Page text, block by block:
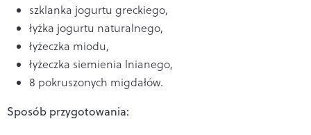
szklanka jogurtu greckiego,
łyżka jogurtu naturalnego,
łyżeczka miodu,
łyżeczka siemienia lnianego,
8 pokruszonych migdałów.
Sposób przygotowania: